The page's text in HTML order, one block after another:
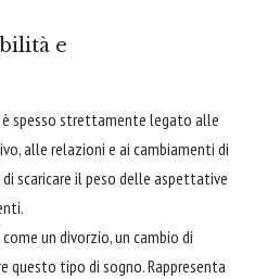
e
spesso strettamente legato alle
alle relazioni e ai cambiamenti di
scaricare il peso delle aspettative
un divorzio, un cambio di
questo tipo di sogno. Rappresenta